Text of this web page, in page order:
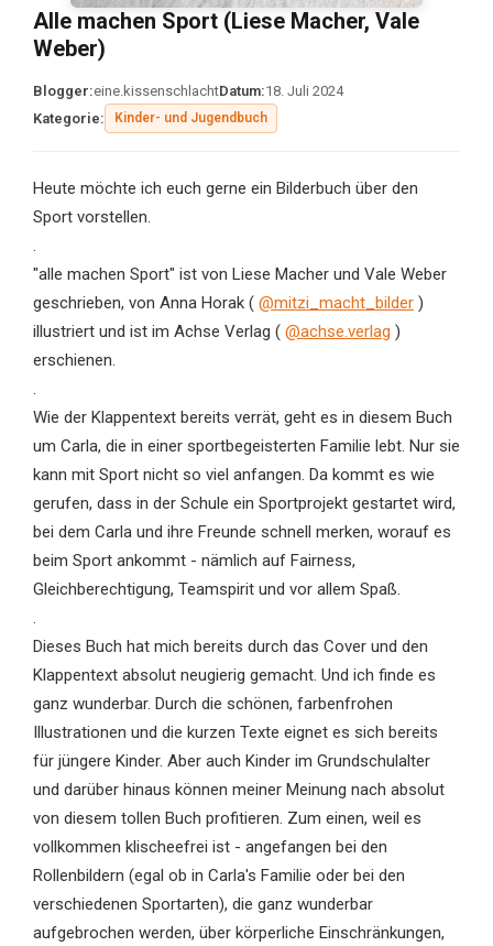
Alle machen Sport (Liese Macher, Vale
Weber)
Blogger:eine.kissenschlachtDatum:18. Juli 2024
Kategorie:
Kinder- und Jugendbuch
Heute möchte ich euch gerne ein Bilderbuch über den
Sport vorstellen.
.
"alle machen Sport" ist von Liese Macher und Vale Weber
geschrieben, von Anna Horak ( @mitzi_macht_bilder)
illustriert und ist im Achse Verlag ( @achse.verlag )
erschienen.
.
Wie der Klappentext bereits verrät, geht es in diesem Buch
um Carla, die in einer sportbegeisterten Familie lebt. Nur sie
kann mit Sport nicht so viel anfangen. Da kommt es wie
gerufen, dass in der Schule ein Sportprojekt gestartet wird,
bei dem Carla und ihre Freunde schnell merken, worauf es
beim Sport ankommt - nämlich auf Fairness,
Gleichberechtigung, Teamspirit und vor allem Spaß.
.
Dieses Buch hat mich bereits durch das Cover und den
Klappentext absolut neugierig gemacht. Und ich finde es
ganz wunderbar. Durch die schönen, farbenfrohen
Illustrationen und die kurzen Texte eignet es sich bereits
für jüngere Kinder. Aber auch Kinder im Grundschulalter
und darüber hinaus können meiner Meinung nach absolut
von diesem tollen Buch profitieren. Zum einen, weil es
vollkommen klischeefrei ist - angefangen bei den
Rollenbildern (egal ob in Carla's Familie oder bei den
verschiedenen Sportarten), die ganz wunderbar
aufgebrochen werden, über körperliche Einschränkungen,